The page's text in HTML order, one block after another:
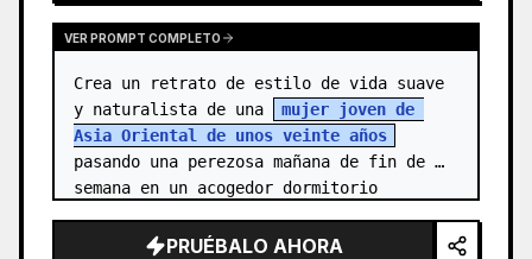
VER PROMPT COMPLETO
Crea un retrato de estilo de vida suave
y naturalista de una
mujer joven de
Asia Oriental de unos veinte años
pasando una perezosa mañana de fin de
semana en un acogedor dormitorio
PRUÉBALO AHORA